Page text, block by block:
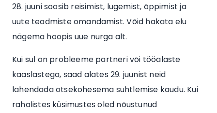
28. juuni soosib reisimist, lugemist, õppimist ja
uute teadmiste omandamist. Võid hakata elu
nägema hoopis uue nurga alt.
Kui sul on probleeme partneri või tööalaste
kaaslastega, saad alates 29. juunist neid
lahendada otsekohesema suhtlemise kaudu. Kui
rahalistes küsimustes oled nõustunud